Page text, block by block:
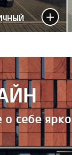
о себе ярко